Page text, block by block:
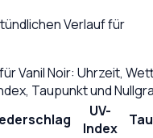
Verlauf für
Vanil Noir: Uhrzeit,
Taupunkt und
UV-
Index